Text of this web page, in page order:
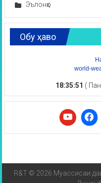
Эълонҳо
Обу ҳаво
world-
18:35:52 (
R&T © 2026 Муассисаи